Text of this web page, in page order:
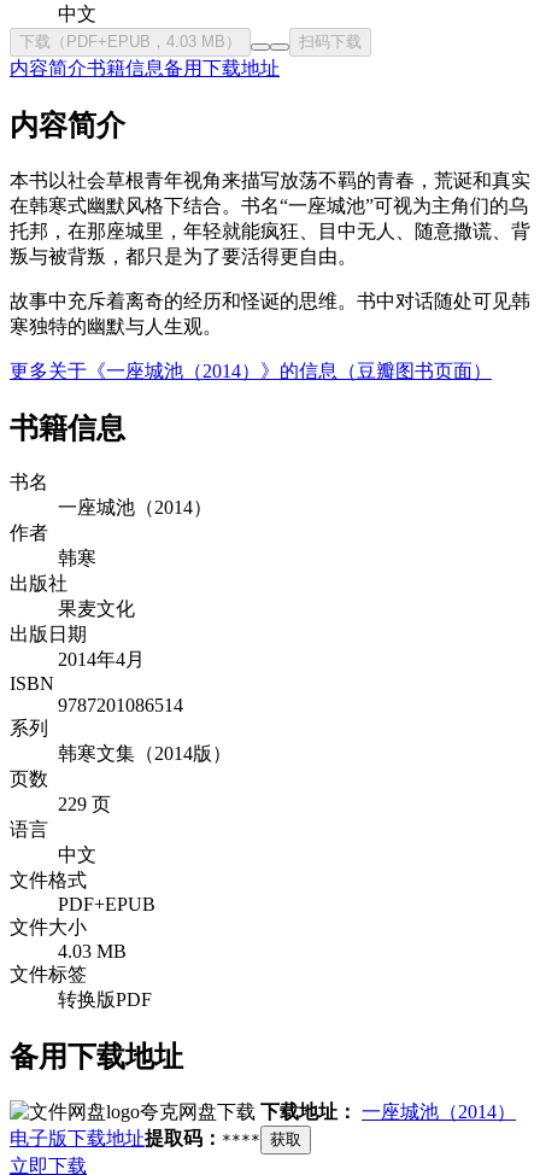
中文
下载（PDF+EPUB，4.03 MB） 扫码下载
内容简介书籍信息备用下载地址
内容简介
本书以社会草根青年视角来描写放荡不羁的青春，荒诞和真实
在韩寒式幽默风格下结合。书名“一座城池”可视为主角们的乌
托邦，在那座城里，年轻就能疯狂、目中无人、随意撒谎、背
叛与被背叛，都只是为了要活得更自由。
故事中充斥着离奇的经历和怪诞的思维。书中对话随处可见韩
寒独特的幽默与人生观。
更多关于《一座城池（2014）》的信息（豆瓣图书页面）
书籍信息
书名
一座城池（2014）
作者
韩寒
出版社
果麦文化
出版日期
2014年4月
ISBN
9787201086514
系列
韩寒文集（2014版）
页数
229 页
语言
中文
文件格式
PDF+EPUB
文件大小
4.03 MB
文件标签
转换版PDF
备用下载地址
夸克网盘下载 下载地址： 一座城池（2014）
电子版下载地址提取码： **** 获取
立即下载